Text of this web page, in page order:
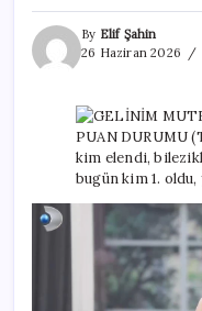
By Elif Şahin
26 Haziran 2026